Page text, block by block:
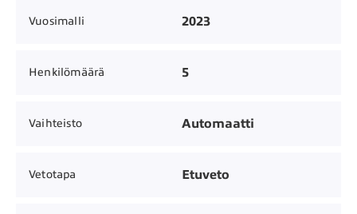
Vuosimalli 2023
Henkilömäärä 5
Vaihteisto Automaatti
Vetotapa Etuveto